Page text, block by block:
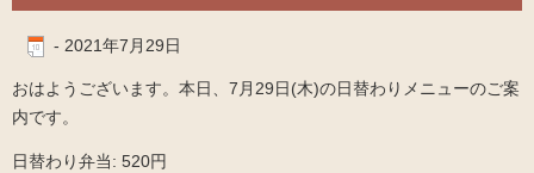
- 2021年7月29日
おはようございます。本日、7月29日(木)の日替わりメニューのご案
内です。
日替わり弁当: 520円